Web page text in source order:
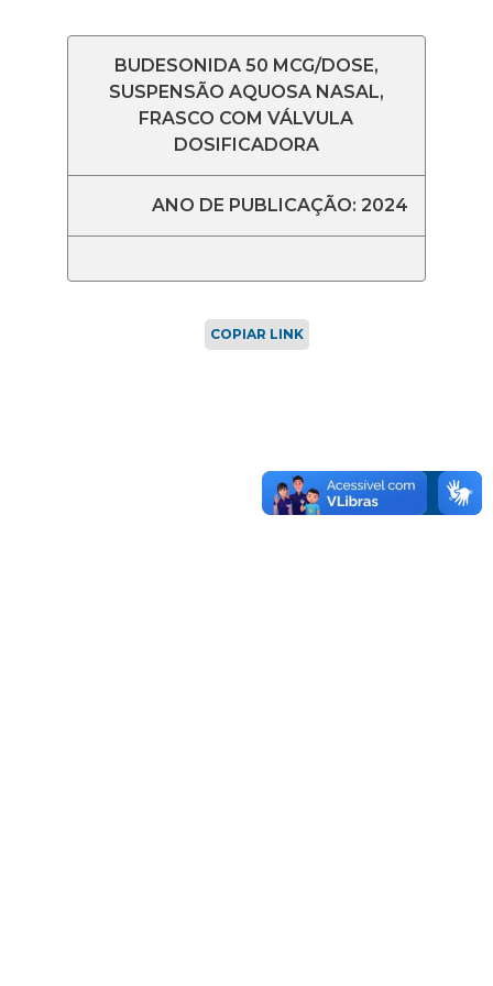
BUDESONIDA 50 MCG/DOSE,
SUSPENSÃO AQUOSA NASAL,
FRASCO COM VÁLVULA
DOSIFICADORA
ANO DE PUBLICAÇÃO: 2024
COPIAR LINK